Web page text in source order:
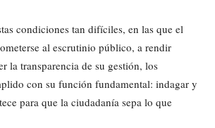
condiciones tan difíciles, en las que el
al escrutinio público, a rendir
la transparencia de su gestión, los
con su función fundamental: indagar y
para que la ciudadanía sepa lo que